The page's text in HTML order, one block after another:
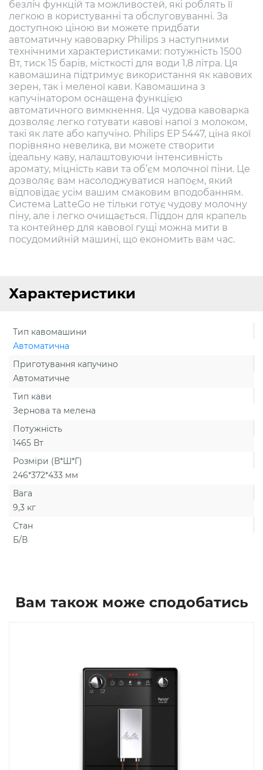
безліч функцій та можливостей, які роблять її
легкою в користуванні та обслуговуванні. За
доступною ціною ви можете придбати
автоматичну кавоварку Philips з наступними
технічними характеристиками: потужність 1500
Вт, тиск 15 барів, місткості для води 1,8 літра. Ця
кавомашина підтримує використання як кавових
зерен, так і меленої кави. Кавомашина з
капучінатором оснащена функцією
автоматичного вимкнення. Ця чудова кавоварка
дозволяє легко готувати кавові напої з молоком,
такі як лате або капучіно. Philips EP 5447, ціна якої
порівняно невелика, ви можете створити
ідеальну каву, налаштовуючи інтенсивність
аромату, міцність кави та об’єм молочної піни. Це
дозволяє вам насолоджуватися напоєм, який
відповідає усім вашим смаковим вподобанням.
Система LatteGo не тільки готує чудову молочну
піну, але і легко очищається. Піддон для крапель
та контейнер для кавової гущі можна мити в
посудомийній машині, що економить вам час.
Характеристики
Тип кавомашини
Автоматична
Приготування капучино
Автоматичне
Тип кави
Зернова та мелена
Потужність
1465 Вт
Розміри (В*Ш*Г)
246*372*433 мм
Вага
9,3 кг
Стан
Б/В
Вам також може сподобатись